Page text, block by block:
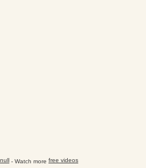
null - Watch more free videos